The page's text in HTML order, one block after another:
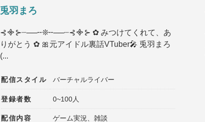
兎羽まろ
⊰᯽⊱┈──╌❊╌──┈⊰᯽⊱ ✿ みつけてくれて、あ
りがとう ✿ 🎀元アイドル裏話VTuber🎤 兎羽まろ
(...
配信スタイル バーチャルライバー
登録者数 0~100人
配信内容 ゲーム実況、雑談